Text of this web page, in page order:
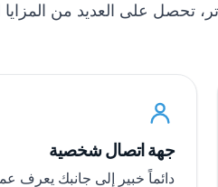
تحصل على العديد من
جهة اتصال شخصية
دائماً خبير إلى جانبك يعرف